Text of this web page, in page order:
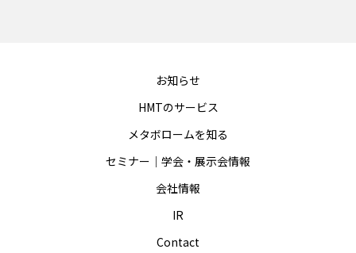
お知らせ
HMTのサービス
メタボロームを知る
セミナー｜学会・展示会情報
会社情報
IR
Contact